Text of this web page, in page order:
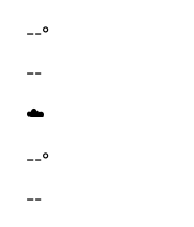
--°
--
☁️
--°
--